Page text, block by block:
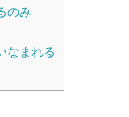
のみ
なまれる